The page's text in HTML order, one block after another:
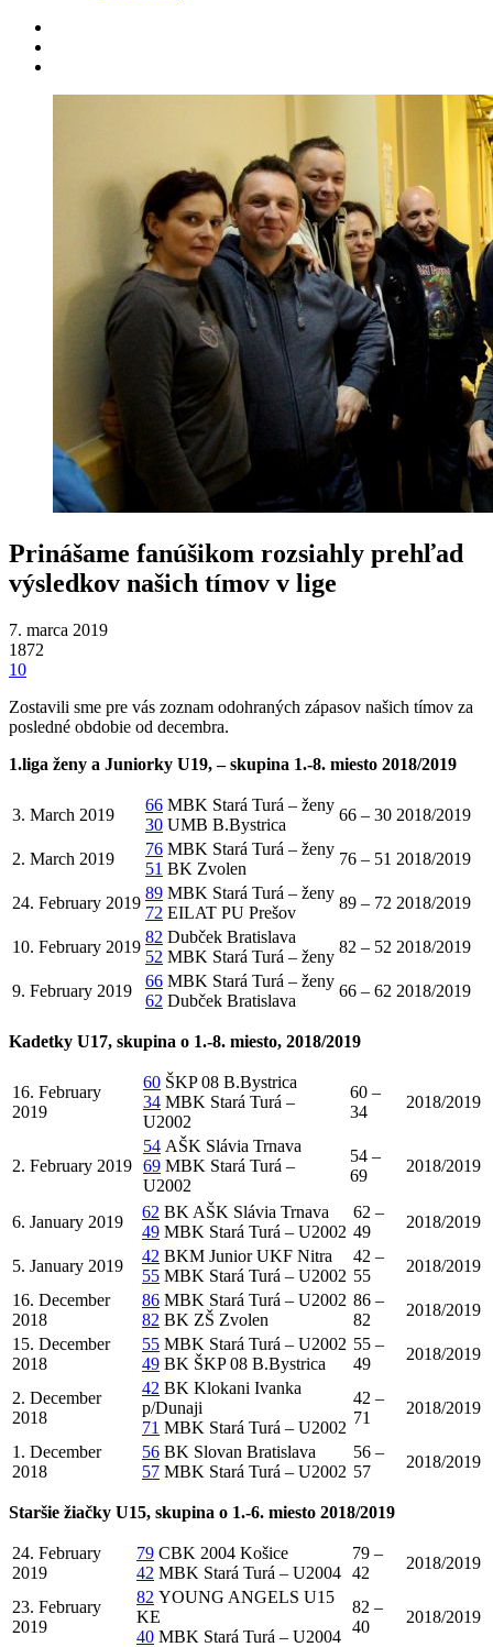
Prinášame fanúšikom rozsiahly prehľad
výsledkov našich tímov v lige
7. marca 2019
1872
10
Zostavili sme pre vás zoznam odohraných zápasov našich tímov za
posledné obdobie od decembra.
1.liga ženy a Juniorky U19, – skupina 1.-8. miesto 2018/2019
3. March 2019
66 MBK Stará Turá – ženy
30 UMB B.Bystrica
66 – 30 2018/2019
2. March 2019
76 MBK Stará Turá – ženy
51 BK Zvolen
76 – 51 2018/2019
24. February 2019
89 MBK Stará Turá – ženy
72 EILAT PU Prešov
89 – 72 2018/2019
10. February 2019
82 Dubček Bratislava
52 MBK Stará Turá – ženy
82 – 52 2018/2019
9. February 2019
66 MBK Stará Turá – ženy
62 Dubček Bratislava
66 – 62 2018/2019
Kadetky U17, skupina o 1.-8. miesto, 2018/2019
16. February
2019
60 ŠKP 08 B.Bystrica
34 MBK Stará Turá –
U2002
60 –
34
2018/2019
2. February 2019
54 AŠK Slávia Trnava
69 MBK Stará Turá –
U2002
54 –
69
2018/2019
6. January 2019
62 BK AŠK Slávia Trnava
49 MBK Stará Turá – U2002
62 –
49
2018/2019
5. January 2019
42 BKM Junior UKF Nitra
55 MBK Stará Turá – U2002
42 –
55
2018/2019
16. December
2018
86 MBK Stará Turá – U2002
82 BK ZŠ Zvolen
86 –
82
2018/2019
15. December
2018
55 MBK Stará Turá – U2002
49 BK ŠKP 08 B.Bystrica
55 –
49
2018/2019
2. December
2018
42 BK Klokani Ivanka
p/Dunaji
71 MBK Stará Turá – U2002
42 –
71
2018/2019
1. December
2018
56 BK Slovan Bratislava
57 MBK Stará Turá – U2002
56 –
57
2018/2019
Staršie žiačky U15, skupina o 1.-6. miesto 2018/2019
24. February
2019
79 CBK 2004 Košice
42 MBK Stará Turá – U2004
79 –
42
2018/2019
23. February
2019
82 YOUNG ANGELS U15
KE
40 MBK Stará Turá – U2004
82 –
40
2018/2019